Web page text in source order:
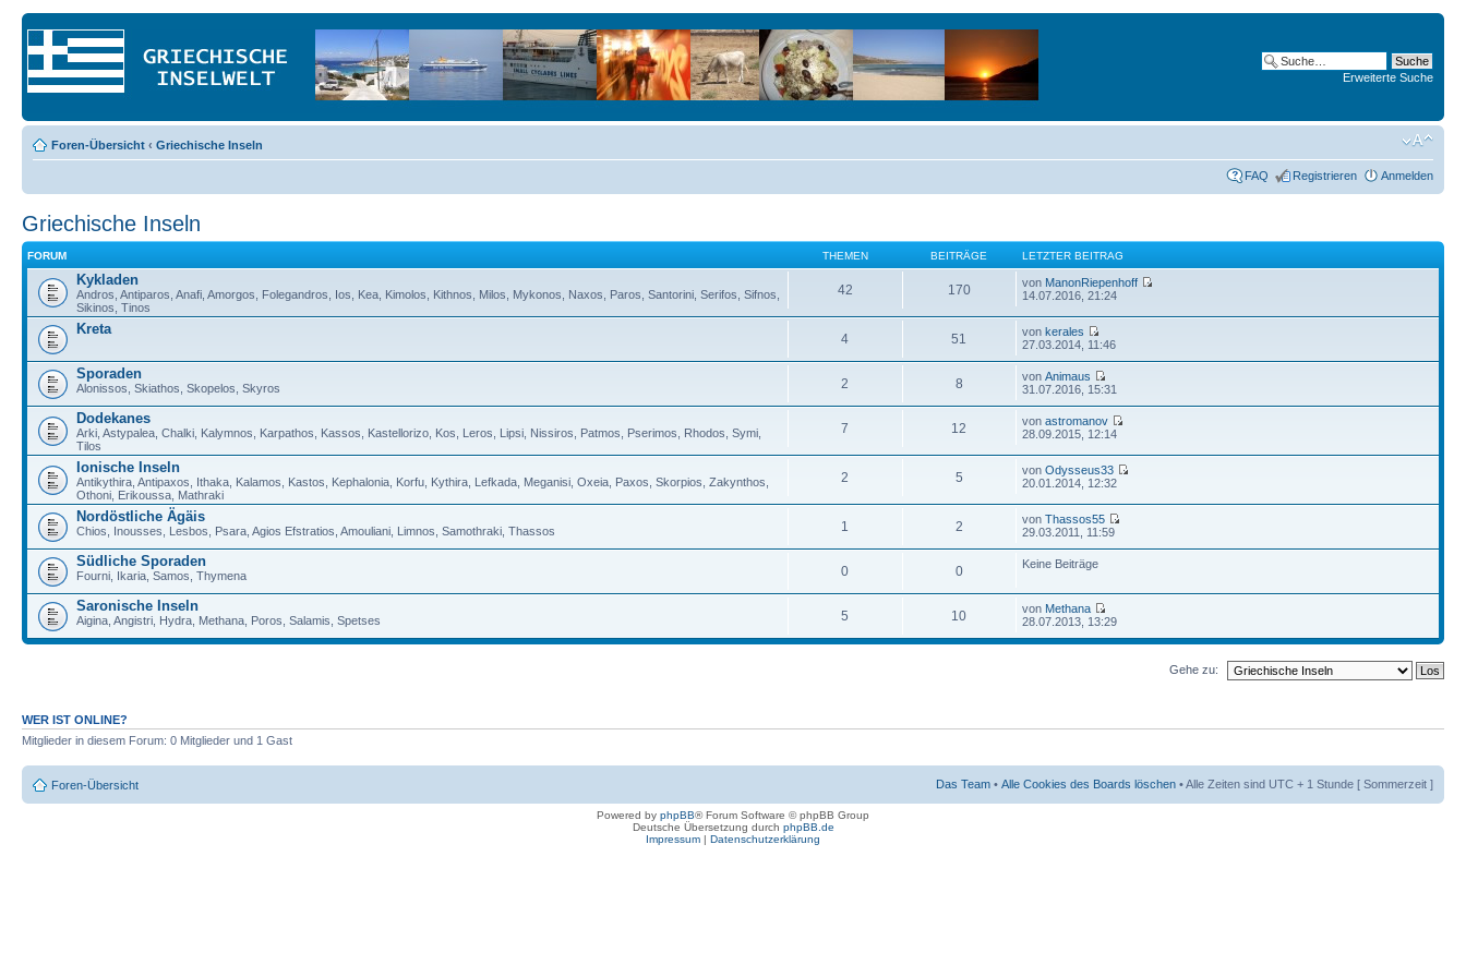
Erweiterte Suche
Foren-Übersicht ‹ Griechische Inseln
FAQ Registrieren Anmelden
Griechische Inseln
FORUM THEMEN BEITRÄGE LETZTER BEITRAG
Kykladen
Andros, Antiparos, Anafi, Amorgos, Folegandros, Ios, Kea, Kimolos, Kithnos, Milos, Mykonos, Naxos, Paros, Santorini, Serifos, Sifnos,
Sikinos, Tinos
42 170 von ManonRiepenhoff
14.07.2016, 21:24
Kreta
4 51 vonkerales
27.03.2014, 11:46
Sporaden
Alonissos, Skiathos, Skopelos, Skyros 2 8 vonAnimaus
31.07.2016, 15:31
Dodekanes
Arki, Astypalea, Chalki, Kalymnos, Karpathos, Kassos, Kastellorizo, Kos, Leros, Lipsi, Nissiros, Patmos, Pserimos, Rhodos, Symi,
Tilos
7 12 vonastromanov
28.09.2015, 12:14
Ionische Inseln
Antikythira, Antipaxos, Ithaka, Kalamos, Kastos, Kephalonia, Korfu, Kythira, Lefkada, Meganisi, Oxeia, Paxos, Skorpios, Zakynthos,
Othoni, Erikoussa, Mathraki
2 5 vonOdysseus33
20.01.2014, 12:32
Nordöstliche Ägäis
Chios, Inousses, Lesbos, Psara, Agios Efstratios, Amouliani, Limnos, Samothraki, Thassos 1 2 vonThassos55
29.03.2011, 11:59
Südliche Sporaden
Fourni, Ikaria, Samos, Thymena 0 0 Keine Beiträge
Saronische Inseln
Aigina, Angistri, Hydra, Methana, Poros, Salamis, Spetses 5 10 von Methana
28.07.2013, 13:29
Gehe zu:
WER IST ONLINE?
Mitglieder in diesem Forum: 0 Mitglieder und 1 Gast
Foren-Übersicht Das Team • Alle Cookies des Boards löschen • Alle Zeiten sind UTC + 1 Stunde [ Sommerzeit ]
Powered by phpBB® Forum Software © phpBB Group
Deutsche Übersetzung durch phpBB.de
Impressum | Datenschutzerklärung